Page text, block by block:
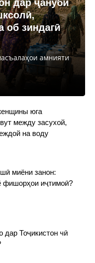
дар ҷануби
об зиндагӣ
амнияти
юга
между засухой,
на воду
миёни занон:
фишорҳои иҷтимоӣ?
Тоҷикистон чӣ